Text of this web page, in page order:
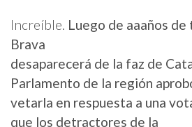
Increíble. Luego de aaaños
Brava
desaparecerá de la faz de
Parlamento de la región
vetarla en respuesta a una
que los detractores de la